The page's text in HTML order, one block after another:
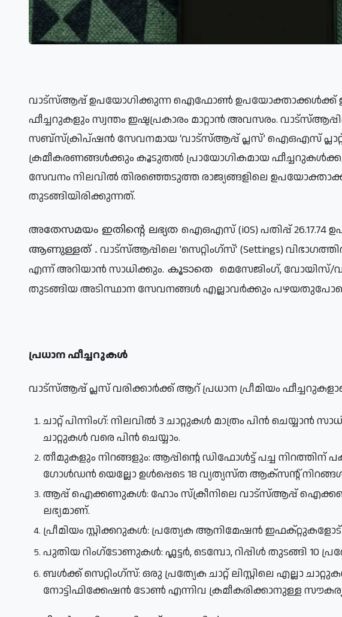
വാട്‌സ്ആപ്പ് ഉപയോഗിക്കുന്ന ഐഫോൺ ഉപയോക്താക്കൾക്ക് ഇനി മുതൽ ആപ്പിന്റെ ലുക്കും
ഫീച്ചറുകളും സ്വന്തം ഇഷ്ടപ്രകാരം മാറ്റാൻ അവസരം. വാട്‌സ്ആപ്പിന്റെ പുതിയ പ്രീമിയം
സബ്‌സ്‌ക്രിപ്ഷൻ സേവനമായ ‘വാട്‌സ്ആപ്പ് പ്ലസ്’ ഐഒഎസ് പ്ലാറ്റ്‌ഫോമിൽ അവതരിപ്പിച്ചു. വ്യക്തിഗത
ക്രമീകരണങ്ങൾക്കും കൂടുതൽ പ്രായോഗികമായ
സേവനം നിലവിൽ തിരഞ്ഞെടുത്ത രാജ്യങ്ങളിലെ
തുടങ്ങിയിരിക്കുന്നത്.
അതേസമയം ഇതിന്റെ ലഭ്യത ഐഒഎസ് (iOS) പതിപ്പ്
ആണുള്ളത് . വാട്‌സ്ആപ്പിലെ 'സെറ്റിംഗ്‌സ്' (Settings) വിഭാഗത്തിൽ ഈ സബ്‌സ്‌ക്രിപ്ഷൻ ലഭ്യമാണോ
എന്ന് അറിയാൻ സാധിക്കും. കൂടാതെ മെസേജിംഗ്, വോയിസ്/
തുടങ്ങിയ അടിസ്ഥാന സേവനങ്ങൾ എല്ലാവർക്കും
പ്രധാന ഫീച്ചറുകൾ
വാട്‌സ്ആപ്പ് പ്ലസ് വരിക്കാർക്ക് ആറ് പ്രധാന പ്രീമിയം
ചാറ്റ് പിന്നിംഗ്: നിലവിൽ 3 ചാറ്റുകൾ മാത്രം പിൻ ചെയ്യാൻ സാധിക്കുമ്പോൾ,
ചാറ്റുകൾ വരെ പിൻ ചെയ്യാം.
തീമുകളും നിറങ്ങളും: ആപ്പിന്റെ ഡിഫോൾട്ട് പച്ച
ഗോൾഡൻ യെല്ലോ ഉൾപ്പെടെ
ആപ്പ് ഐക്കണുകൾ: ഹോം സ്‌ക്രീനിലെ വാട്‌സ്ആപ്പ് ഐക്കൺ മാറ്റാൻ 14 പുതിയ ഡിസൈനുകൾ
ലഭ്യമാണ്.
പ്രീമിയം സ്റ്റിക്കറുകൾ: പ്രത്യേക ആനിമേഷൻ
ബൾക്ക് സെറ്റിംഗ്‌സ്: ഒരു പ്രത്യേക ചാറ്റ് ലിസ്റ്റിലെ എല്ലാ ചാറ്റുകൾക്കും ഒരേസമയം തീം,
നോട്ടിഫിക്കേഷൻ ടോൺ എന്നിവ ക്രമീകരിക്കാനുള്ള